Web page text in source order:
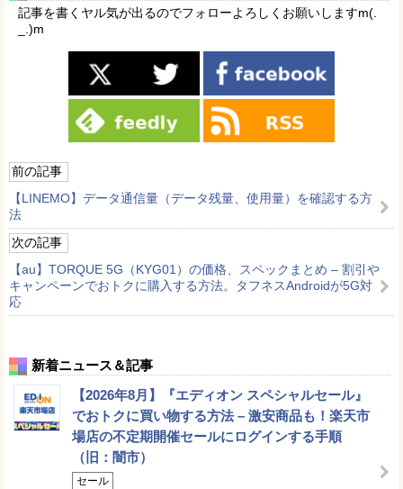
記事を書くヤル気が出るのでフォローよろしくお願いしますm(.
_.)m
前の記事
【LINEMO】データ通信量（データ残量、使用量）を確認する方
法
次の記事
【au】TORQUE 5G（KYG01）の価格、スペックまとめ – 割引や
キャンペーンでおトクに購入する方法。タフネスAndroidが5G対
応
新着ニュース＆記事
【2026年8月】『エディオン スペシャルセール』
でおトクに買い物する方法 – 激安商品も！楽天市
場店の不定期開催セールにログインする手順
（旧：闇市）
セール